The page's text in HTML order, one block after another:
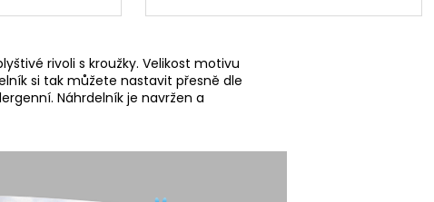
rivoli s kroužky. Velikost motivu
si tak můžete nastavit přesně dle
Náhrdelník je navržen a